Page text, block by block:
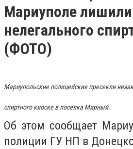
Мариуполе лишили
нелегального
(ФОТО)
Мариупольские полицейские пресекли
спиртного киоске в поселка Мирный.
Об этом сообщает
полиции ГУ НП в